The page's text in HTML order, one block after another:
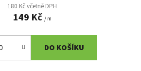
180 Kč včetně DPH
149 Kč / m
DO KOŠÍKU